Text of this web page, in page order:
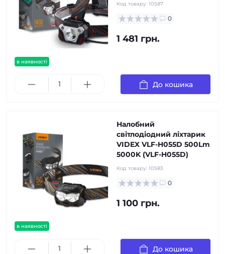
в наявності
Код товару: 10587
0
1 481 грн.
До кошика
в наявності
Налобний
світлодіодний ліхтарик
VIDEX VLF-H055D 500Lm
5000K (VLF-H055D)
Код товару: 10583
0
1 100 грн.
До кошика